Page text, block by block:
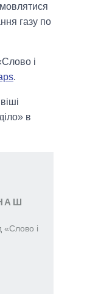
газу по
і
.
в
«Слово і